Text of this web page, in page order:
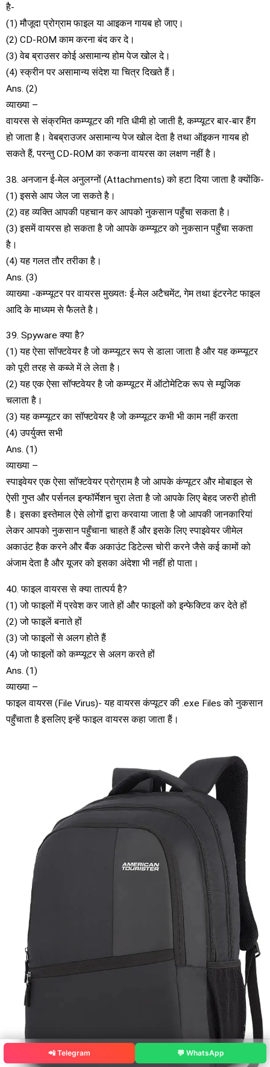
है-
(1) मौजूदा प्रोग्राम फाइल या आइकन गायब हो जाए।
(2) CD-ROM काम करना बंद कर दे।
(3) वेब ब्राउसर कोई असामान्य होम पेज खोल दे।
(4) स्क्रीन पर असामान्य संदेश या चित्र दिखते हैं।
Ans. (2)
व्याख्या –
वायरस से संक्रमित कम्प्यूटर की गति धीमी हो जाती है, कम्प्यूटर बार-बार हैंग
हो जाता है। वेबब्राउजर असामान्य पेज खोल देता है तथा ऑइकन गायब हो
सकते हैं, परन्तु CD-ROM का रुकना वायरस का लक्षण नहीं है।
38. अनजान ई-मेल अनुलग्नों (Attachments) को हटा दिया जाता है क्योंकि-
(1) इससे आप जेल जा सकते है।
(2) वह व्यक्ति आपकी पहचान कर आपको नुकसान पहुँचा सकता है।
(3) इसमें वायरस हो सकता है जो आपके कम्प्यूटर को नुकसान पहुँचा सकता
है।
(4) यह गलत तौर तरीका है।
Ans. (3)
व्याख्या -कम्प्यूटर पर वायरस मुख्यतः ई-मेल अटैचमेंट, गेम तथा इंटरनेट फाइल
आदि के माध्यम से फैलते है।
39. Spyware क्या है?
(1) यह ऐसा सॉफ्टवेयर है जो कम्प्यूटर रूप से डाला जाता है और यह कम्प्यूटर
को पूरी तरह से कब्जे में ले लेता है।
(2) यह एक ऐसा सॉफ्टवेयर है जो कम्प्यूटर में ऑटोमेटिक रूप से म्यूजिक
चलाता है।
(3) यह कम्प्यूटर का सॉफ्टवेयर है जो कम्प्यूटर कभी भी काम नहीं करता
(4) उपर्युक्त सभी
Ans. (1)
व्याख्या –
स्पाइवेयर एक ऐसा सॉफ्टवेयर प्रोग्राम है जो आपके कंप्यूटर और मोबाइल से
ऐसी गुप्त और पर्सनल इन्फॉर्मेशन चुरा लेता है जो आपके लिए बेहद जरुरी होती
है। इसका इस्तेमाल ऐसे लोगों द्वारा करवाया जाता है जो आपकी जानकारियां
लेकर आपको नुकसान पहुँचाना चाहते हैं और इसके लिए स्पाइवेयर जीमेल
अकाउंट हैक करने और बैंक अकाउंट डिटेल्स चोरी करने जैसे कई कामों को
अंजाम देता है और यूजर को इसका अंदेशा भी नहीं हो पाता।
40. फाइल वायरस से क्या तात्पर्य है?
(1) जो फाइलों में प्रवेश कर जाते हों और फाइलों को इन्फेक्टिव कर देते हों
(2) जो फाइलें बनाते हों
(3) जो फाइलों से अलग होते हैं
(4) जो फाइलों को कम्प्यूटर से अलग करते हों
Ans. (1)
व्याख्या –
फाइल वायरस (File Virus)- यह वायरस कंप्यूटर की .exe Files को नुकसान
पहुँचाता है इसलिए इन्हें फाइल वायरस कहा जाता हैं।
📲 Telegram 💬 WhatsApp